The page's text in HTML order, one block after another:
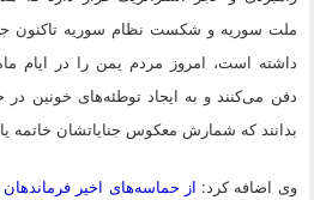
ملت سوریه و شکست نظام سوریه تاکنون
داشته است، امروز مردم یمن را در ایام
دفن می‌کنند و به ایجاد توطئه‌های خونین در
بدانند که شمارش معکوس جنایاتشان خاتمه
وی اضافه کرد: از حماسه‌های اخیر فرماندهان